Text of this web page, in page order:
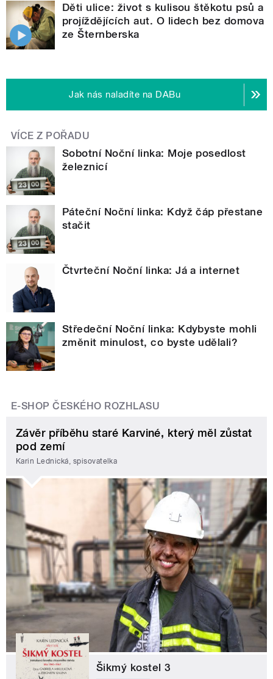
Děti ulice: život s kulisou štěkotu psů a
projíždějících aut. O lidech bez domova
ze Šternberska
Jak nás naladíte na DABu
VÍCE Z POŘADU
Sobotní Noční linka: Moje posedlost
železnicí
Páteční Noční linka: Když čáp přestane
stačit
Čtvrteční Noční linka: Já a internet
Středeční Noční linka: Kdybyste mohli
změnit minulost, co byste udělali?
E-SHOP ČESKÉHO ROZHLASU
Závěr příběhu staré Karviné, který měl zůstat
pod zemí
Karin Lednická, spisovatelka
Šikmý kostel 3